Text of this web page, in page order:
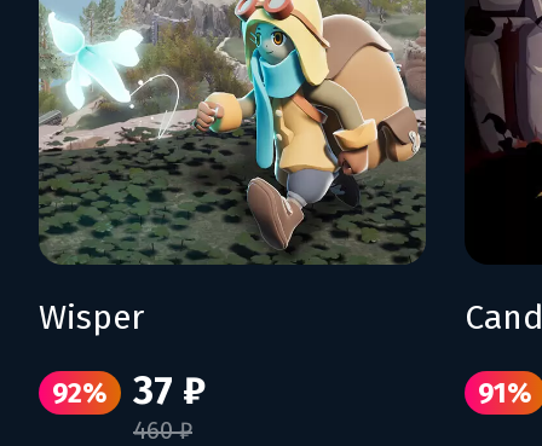
Wisper
92% 37 ₽
460 ₽
91%